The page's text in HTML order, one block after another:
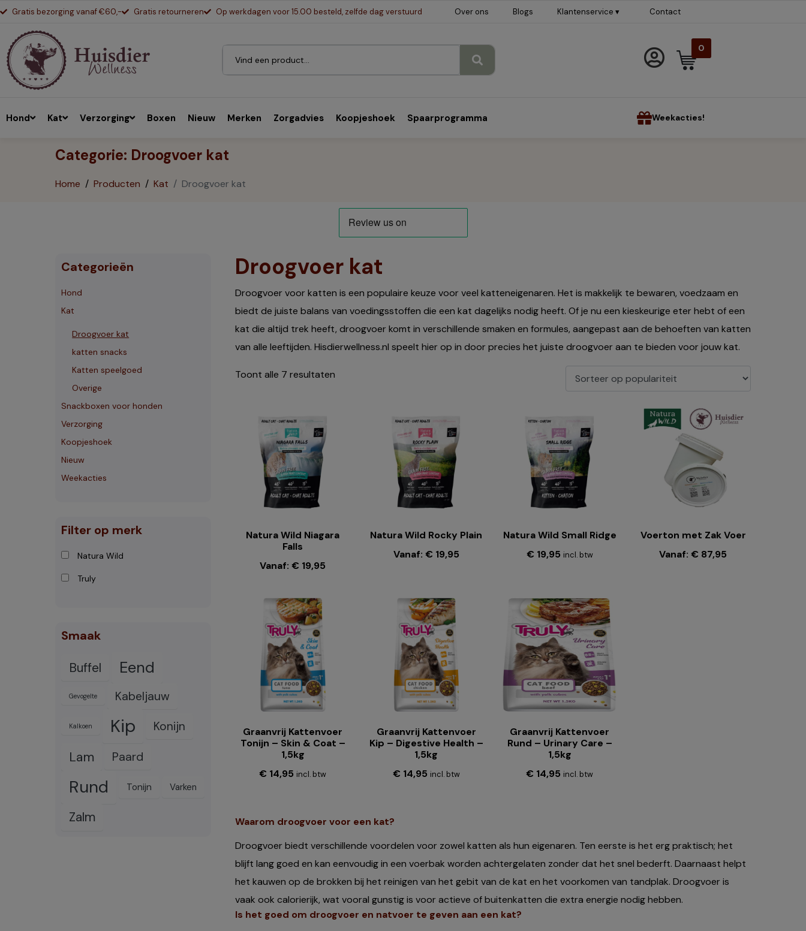
Gratis bezorging vanaf €60,- Gratis retourneren Op werkdagen voor 15.00 besteld, zelfde dag verstuurd Over ons Blogs Klantenservice ▾ Contact
0
Hond Kat Verzorging Boxen Nieuw Merken Zorgadvies Koopjeshoek Spaarprogramma Weekacties!
Categorie: Droogvoer kat
Home Producten Kat Droogvoer kat
Droogvoer kat
Droogvoer voor katten is een populaire keuze voor veel katteneigenaren. Het is makkelijk te bewaren, voedzaam en
biedt de juiste balans van voedingsstoffen die een kat dagelijks nodig heeft. Of je nu een kieskeurige eter hebt of een
kat die altijd trek heeft, droogvoer komt in verschillende smaken en formules, aangepast aan de behoeften van katten
van alle leeftijden. Hisdierwellness.nl speelt hier op in door precies het juiste droogvoer aan te bieden voor jouw kat.
Toont alle 7 resultaten
Natura Wild Niagara
Falls
Vanaf:€ 19,95
Natura Wild Rocky Plain
Vanaf: € 19,95
Natura Wild Small Ridge
€ 19,95 incl. btw
Voerton met Zak Voer
Vanaf:€ 87,95
Graanvrij Kattenvoer
Tonijn – Skin & Coat –
1,5kg
€ 14,95 incl. btw
Graanvrij Kattenvoer
Kip – Digestive Health –
1,5kg
€ 14,95 incl. btw
Graanvrij Kattenvoer
Rund – Urinary Care –
1,5kg
€ 14,95 incl. btw
Waarom droogvoer voor een kat?
Droogvoer biedt verschillende voordelen voor zowel katten als hun eigenaren. Ten eerste is het erg praktisch; het
blijft lang goed en kan eenvoudig in een voerbak worden achtergelaten zonder dat het snel bederft. Daarnaast helpt
het kauwen op de brokken bij het reinigen van het gebit van de kat en het voorkomen van tandplak. Droogvoer is
vaak ook calorierijk, wat vooral gunstig is voor actieve of buitenkatten die extra energie nodig hebben.
Is het goed om droogvoer en natvoer te geven aan een kat?
Categorieën
Hond
Kat
Droogvoer kat
katten snacks
Katten speelgoed
Overige
Snackboxen voor honden
Verzorging
Koopjeshoek
Nieuw
Weekacties
Filter op merk
Natura Wild
Truly
Smaak
Buffel Eend
Gevogelte Kabeljauw
Kalkoen Kip Konijn
Lam Paard
Rund Tonijn Varken
Zalm